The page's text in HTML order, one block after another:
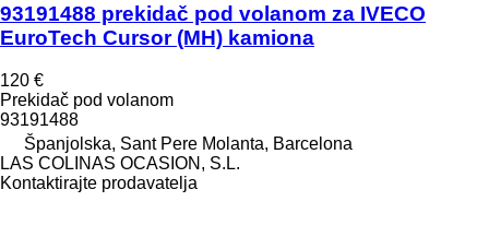
93191488 prekidač pod volanom za IVECO
EuroTech Cursor (MH) kamiona
120 €
Prekidač pod volanom
93191488
Španjolska, Sant Pere Molanta, Barcelona
LAS COLINAS OCASION, S.L.
Kontaktirajte prodavatelja